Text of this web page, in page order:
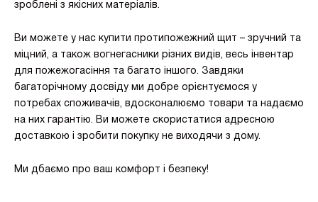
зроблені з якісних матеріалів.
Ви можете у нас купити протипожежний щит – зручний та
міцний, а також вогнегасники різних видів, весь інвентар
для пожежогасіння та багато іншого. Завдяки
багаторічному досвіду ми добре орієнтуємося у
потребах споживачів, вдосконалюємо товари та надаємо
на них гарантію. Ви можете скористатися адресною
доставкою і зробити покупку не виходячи з дому.
Ми дбаємо про ваш комфорт і безпеку!